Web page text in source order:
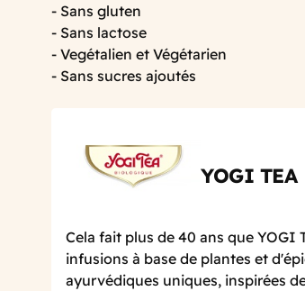
- Sans gluten
- Sans lactose
- Vegétalien et Végétarien
- Sans sucres ajoutés
YOGI TEA
Cela fait plus de 40 ans que YOGI
infusions à base de plantes et
ayurvédiques uniques, inspirées